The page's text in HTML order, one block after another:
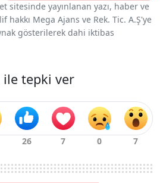
sitesinde yayınlanan yazı, haber ve
Mega Ajans ve Rek. Tic. A.Ş'ye
gösterilerek dahi iktibas
ile tepki ver